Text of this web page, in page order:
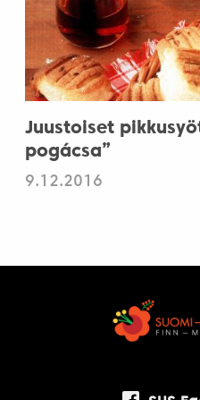
Juustoiset
pogácsa”
9.12.2016